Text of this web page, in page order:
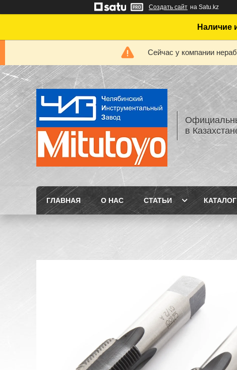
Создать сайт на Satu.kz
Наличие
Сейчас у компании
в
ГЛАВНАЯ О НАС СТАТЬИ КАТАЛОГ